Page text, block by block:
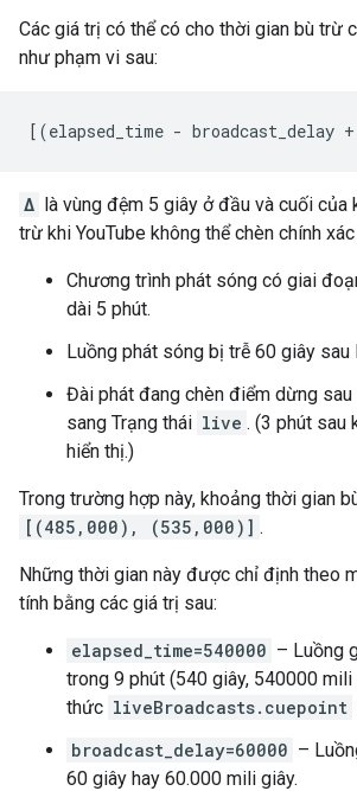
Các giá trị có thể có cho thời gian bù trừ
như phạm vi sau:
[(elapsed_time -
Δ là vùng đệm 5 giây ở đầu và cuối của
trừ khi YouTube không thể chèn chính
Chương trình phát sóng có giai
dài 5 phút.
Luồng phát sóng bị trễ 60 giây sau
Đài phát đang chèn điểm dừng
sang Trạng thái live . (3 phút sau
hiển thị.)
Trong trường hợp này, khoảng thời gian
[(485,000), (535,000)] .
Những thời gian này được chỉ định theo
tính bằng các giá trị sau:
elapsed_time=540000 – Luồng
trong 9 phút (540 giây, 540000
thức liveBroadcasts.cuepoint
broadcast_delay=60000 –
60 giây hay 60.000 mili giây.